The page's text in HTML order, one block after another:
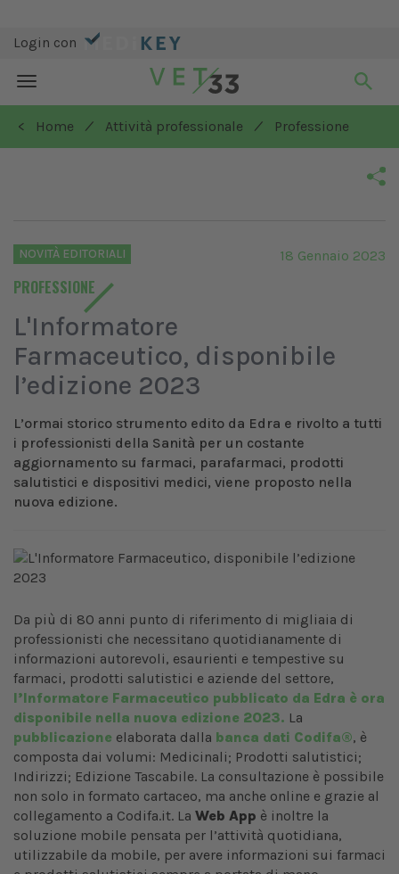
Login con
Toggle
navigation
< Home
/ Attività professionale / Professione
NOVITÀ EDITORIALI
PROFESSIONE
18 Gennaio 2023
L'Informatore
Farmaceutico, disponibile
l’edizione 2023
L’ormai storico strumento edito da Edra e rivolto a tutti
i professionisti della Sanità per un costante
aggiornamento su farmaci, parafarmaci, prodotti
salutistici e dispositivi medici, viene proposto nella
nuova edizione.
Da più di 80 anni punto di riferimento di migliaia di
professionisti che necessitano quotidianamente di
informazioni autorevoli, esaurienti e tempestive su
farmaci, prodotti salutistici e aziende del settore,
l’Informatore Farmaceutico pubblicato da Edra è ora
disponibile nella nuova edizione 2023. La
pubblicazione elaborata dalla banca dati Codifa®, è
composta dai volumi: Medicinali; Prodotti salutistici;
Indirizzi; Edizione Tascabile. La consultazione è possibile
non solo in formato cartaceo, ma anche online e grazie al
collegamento a Codifa.it. La Web App è inoltre la
soluzione mobile pensata per l’attività quotidiana,
utilizzabile da mobile, per avere informazioni sui farmaci